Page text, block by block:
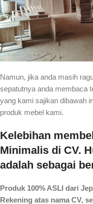
Namun, jika anda masih
sepatutnya anda membaca
yang kami sajikan dibawah
produk mebel kami.
Kelebihan
Minimalis di CV.
adalah sebagai
Produk 100% ASLI dari
Rekening atas nama CV,